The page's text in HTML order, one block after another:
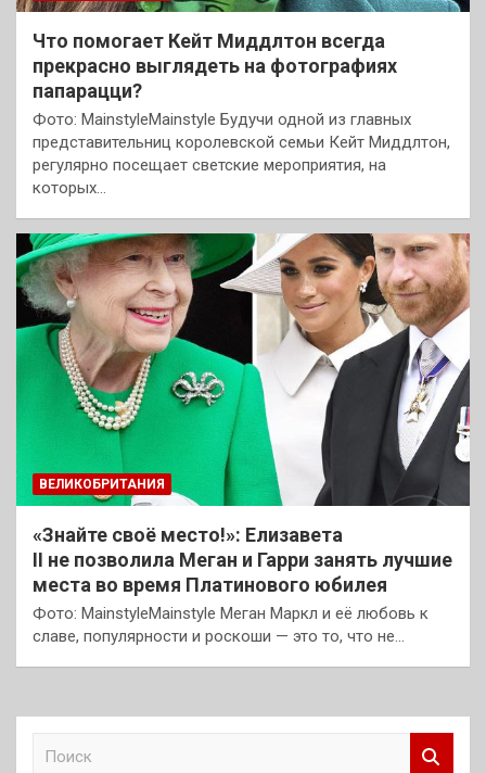
Что помогает Кейт Миддлтон всегда
прекрасно выглядеть на фотографиях
папарацци?
Фото: MainstyleMainstyle Будучи одной из главных
представительниц королевской семьи Кейт Миддлтон,
регулярно посещает светские мероприятия, на
которых…
ВЕЛИКОБРИТАНИЯ
«Знайте своё место!»: Елизавета
II не позволила Меган и Гарри занять лучшие
места во время Платинового юбилея
Фото: MainstyleMainstyle Меган Маркл и её любовь к
славе, популярности и роскоши — это то, что не…